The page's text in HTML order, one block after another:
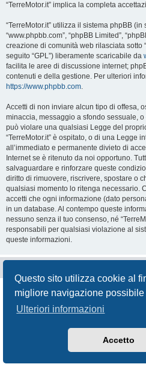
Questo sito utilizza cookie al
migliore navigazione possibile
Ulteriori informazioni
Accetto
“TerreMotor.it” implica la completa
“TerreMotor.it” utilizza il sistema phpBB (in
“www.phpbb.com”, “phpBB Limited”,
creazione di comunità web rilasciata sotto “
seguito “GPL”) liberamente scaricabile da
facilita le aree di discussione internet;
contenuti e della gestione. Per ulteriori
https://www.phpbb.com.
Accetti di non inviare alcun tipo di offesa,
minaccia, messaggio a sfondo sessuale,
può violare una qualsiasi Legge del
“TerreMotor.it” è ospitato, o di una Legge
all’immediato e permanente divieto di
Internet se è ritenuto da noi opportuno.
salvaguardare e rinforzare queste
diritto di rimuovere, riscrivere, spostare o
qualsiasi momento lo ritenga necessario.
accetti che ogni informazione (dato
in un database. Al contempo queste
nessuno senza il tuo consenso, né
responsabili per qualsiasi violazione al
queste informazioni.
Creato da
® Forum
Traduzione Italiana